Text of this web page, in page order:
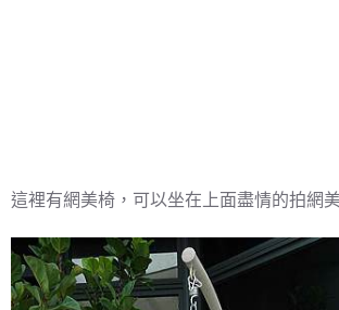
這裡有網美椅，可以坐在上面盡情的拍網